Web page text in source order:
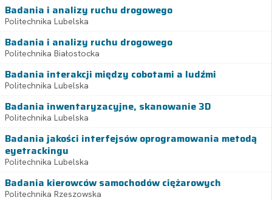
Badania i analizy ruchu drogowego
Politechnika Lubelska
Badania i analizy ruchu drogowego
Politechnika Białostocka
Badania interakcji między cobotami a ludźmi
Politechnika Lubelska
Badania inwentaryzacyjne, skanowanie 3D
Politechnika Lubelska
Badania jakości interfejsów oprogramowania metodą
eyetrackingu
Politechnika Lubelska
Badania kierowców samochodów ciężarowych
Politechnika Rzeszowska